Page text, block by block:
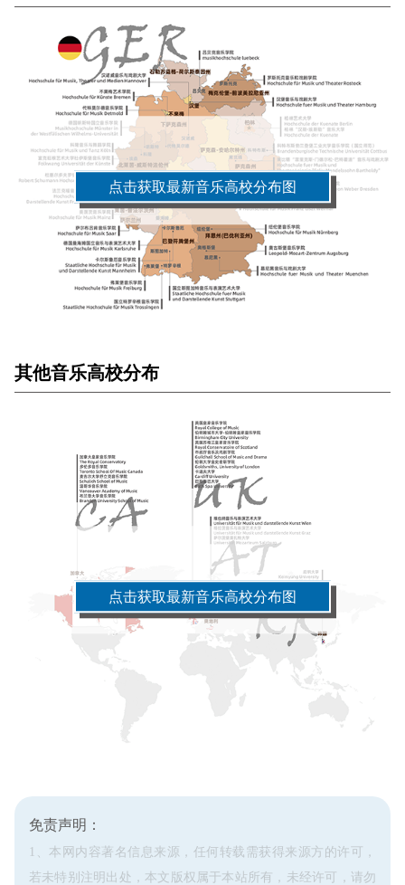
点击获取最新音乐高校分布图
其他音乐高校分布
点击获取最新音乐高校分布图
免责声明：
1、本网内容著名信息来源，任何转载需获得来源方的许可，
若未特别注明出处，本文版权属于本站所有，未经许可，请勿